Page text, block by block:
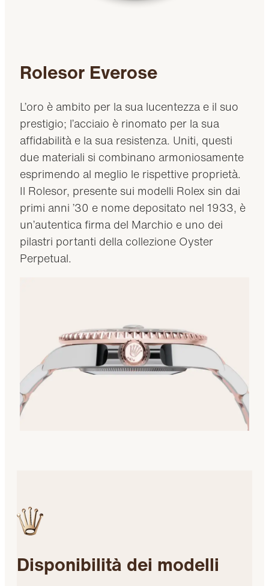
Rolesor Everose
L’oro è ambito per la sua lucentezza e il suo
prestigio; l’acciaio è rinomato per la sua
affidabilità e la sua resistenza. Uniti, questi
due materiali si combinano armoniosamente
esprimendo al meglio le rispettive proprietà.
Il Rolesor, presente sui modelli Rolex sin dai
primi anni ’30 e nome depositato nel 1933, è
un’autentica firma del Marchio e uno dei
pilastri portanti della collezione Oyster
Perpetual.
Disponibilità dei modelli